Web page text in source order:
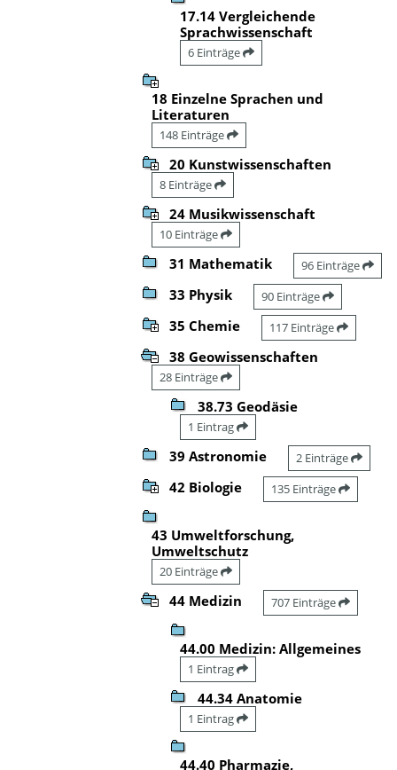
17.14 Vergleichende
Sprachwissenschaft
6 Einträge
18 Einzelne Sprachen und
Literaturen
148 Einträge
20 Kunstwissenschaften
8 Einträge
24 Musikwissenschaft
10 Einträge
31 Mathematik 96 Einträge
33 Physik 90 Einträge
35 Chemie 117 Einträge
38 Geowissenschaften
28 Einträge
38.73 Geodäsie
1 Eintrag
39 Astronomie 2 Einträge
42 Biologie 135 Einträge
43 Umweltforschung,
Umweltschutz
20 Einträge
44 Medizin 707 Einträge
44.00 Medizin: Allgemeines
1 Eintrag
44.34 Anatomie
1 Eintrag
44.40 Pharmazie,